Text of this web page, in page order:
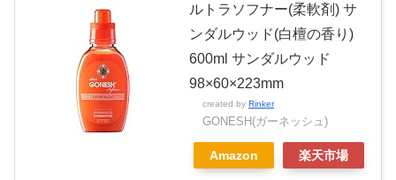
ルトラソフナー(柔軟剤) サ
ンダルウッド(白檀の香り)
600ml サンダルウッド
98×60×223mm
created by Rinker
GONESH(ガーネッシュ)
Amazon 楽天市場